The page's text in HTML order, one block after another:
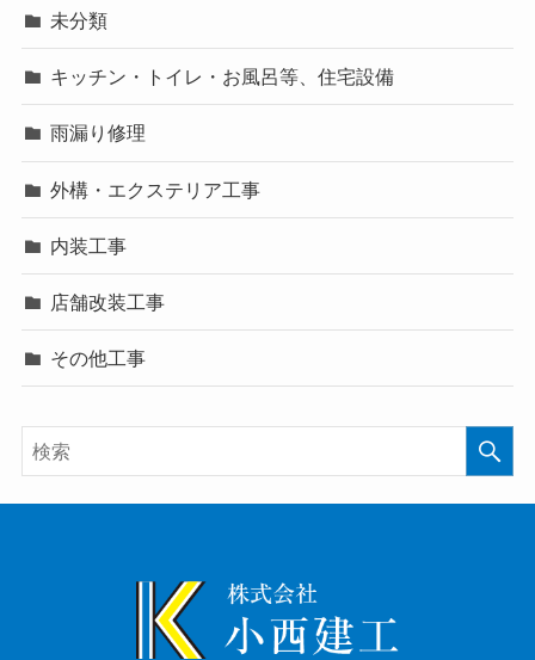
未分類
キッチン・トイレ・お風呂等、住宅設備
雨漏り修理
外構・エクステリア工事
内装工事
店舗改装工事
その他工事